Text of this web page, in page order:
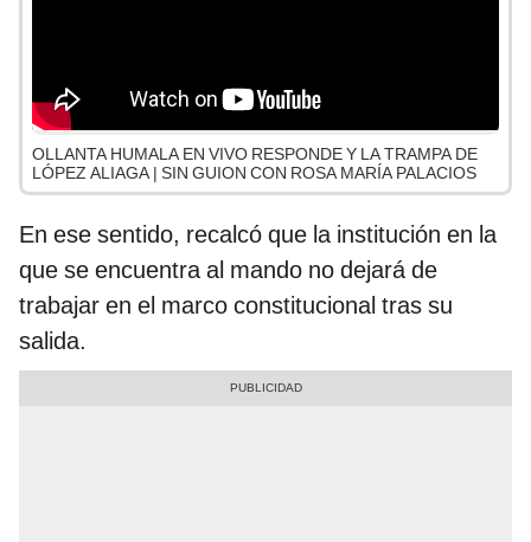
OLLANTA HUMALA EN VIVO RESPONDE Y LA TRAMPA DE
LÓPEZ ALIAGA | SIN GUION CON ROSA MARÍA PALACIOS
En ese sentido, recalcó que la institución en la
que se encuentra al mando no dejará de
trabajar en el marco constitucional tras su
salida.